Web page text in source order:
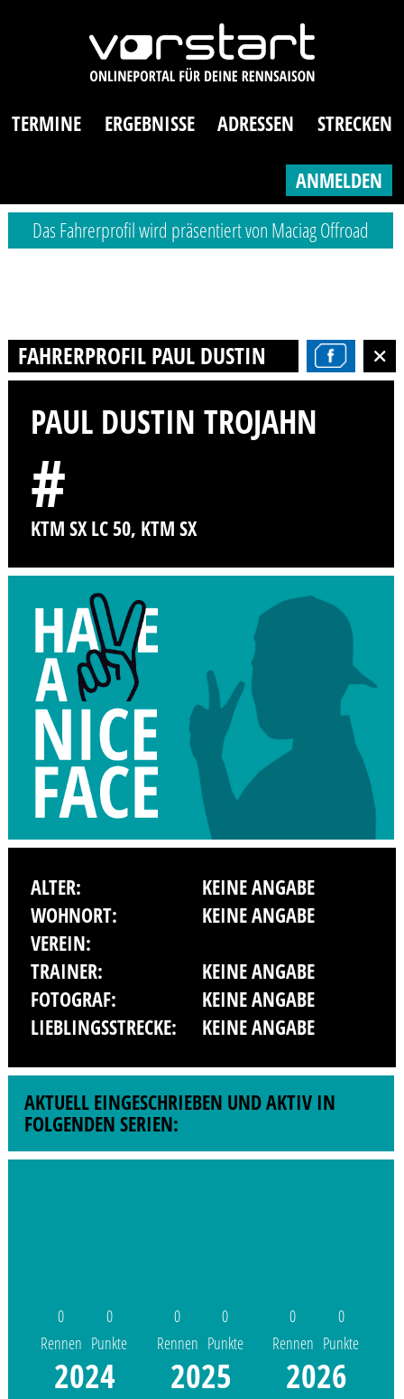
TERMINE ERGEBNISSE ADRESSEN STRECKEN
ANMELDEN
Das Fahrerprofil wird präsentiert von Maciag Offroad
FAHRERPROFIL PAUL DUSTIN TROJAHN
PAUL DUSTIN TROJAHN
#
KTM SX LC 50, KTM SX
ALTER:
KEINE ANGABE
WOHNORT:
KEINE ANGABE
VEREIN:
TRAINER:
KEINE ANGABE
FOTOGRAF:
KEINE ANGABE
LIEBLINGSSTRECKE:
KEINE ANGABE
AKTUELL EINGESCHRIEBEN UND AKTIV IN
FOLGENDEN SERIEN:
0
Rennen
0
Punkte
2024
0
Rennen
0
Punkte
2025
0
Rennen
0
Punkte
2026